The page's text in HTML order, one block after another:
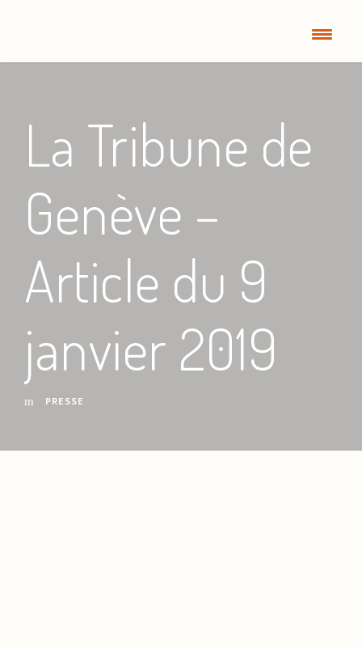
La Tribune de
Genève –
Article du 9
janvier 2019
PRESSE